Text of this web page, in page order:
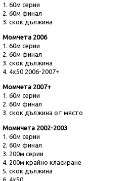
1. 60м серии
2. 60м финал
3. скок дължина
Момчета 2006
1. 60м серии
2. 60м финал
3. скок дължина
4. 4х50 2006-2007+
Момчета 2007+
1. 60м серии
2. 60м финал
3. скок дължина от място
Момичета 2002-2003
1. 60м серии
2. 60м финал
3. 200м серии
4. 200м крайно класиране
5. скок дължина
6. 4х50